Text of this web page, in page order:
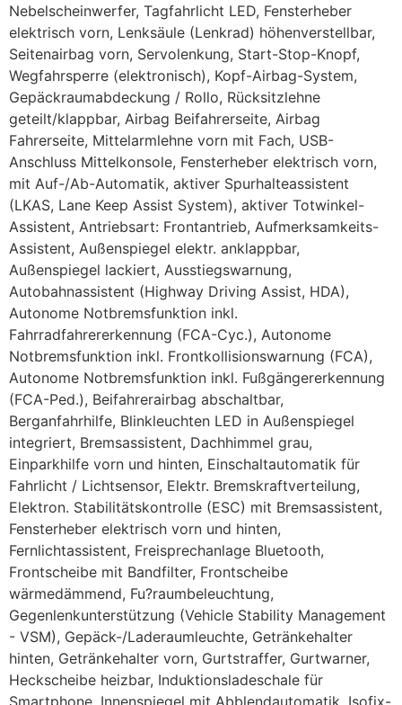
Nebelscheinwerfer, Tagfahrlicht LED, Fensterheber
elektrisch vorn, Lenksäule (Lenkrad) höhenverstellbar,
Seitenairbag vorn, Servolenkung, Start-Stop-Knopf,
Wegfahrsperre (elektronisch), Kopf-Airbag-System,
Gepäckraumabdeckung / Rollo, Rücksitzlehne
geteilt/klappbar, Airbag Beifahrerseite, Airbag
Fahrerseite, Mittelarmlehne vorn mit Fach, USB-
Anschluss Mittelkonsole, Fensterheber elektrisch vorn,
mit Auf-/Ab-Automatik, aktiver Spurhalteassistent
(LKAS, Lane Keep Assist System), aktiver Totwinkel-
Assistent, Antriebsart: Frontantrieb, Aufmerksamkeits-
Assistent, Außenspiegel elektr. anklappbar,
Außenspiegel lackiert, Ausstiegswarnung,
Autobahnassistent (Highway Driving Assist, HDA),
Autonome Notbremsfunktion inkl.
Fahrradfahrererkennung (FCA-Cyc.), Autonome
Notbremsfunktion inkl. Frontkollisionswarnung (FCA),
Autonome Notbremsfunktion inkl. Fußgängererkennung
(FCA-Ped.), Beifahrerairbag abschaltbar,
Berganfahrhilfe, Blinkleuchten LED in Außenspiegel
integriert, Bremsassistent, Dachhimmel grau,
Einparkhilfe vorn und hinten, Einschaltautomatik für
Fahrlicht / Lichtsensor, Elektr. Bremskraftverteilung,
Elektron. Stabilitätskontrolle (ESC) mit Bremsassistent,
Fensterheber elektrisch vorn und hinten,
Fernlichtassistent, Freisprechanlage Bluetooth,
Frontscheibe mit Bandfilter, Frontscheibe
wärmedämmend, Fu?raumbeleuchtung,
Gegenlenkunterstützung (Vehicle Stability Management
- VSM), Gepäck-/Laderaumleuchte, Getränkehalter
hinten, Getränkehalter vorn, Gurtstraffer, Gurtwarner,
Heckscheibe heizbar, Induktionsladeschale für
Smartphone, Innenspiegel mit Abblendautomatik, Isofix-